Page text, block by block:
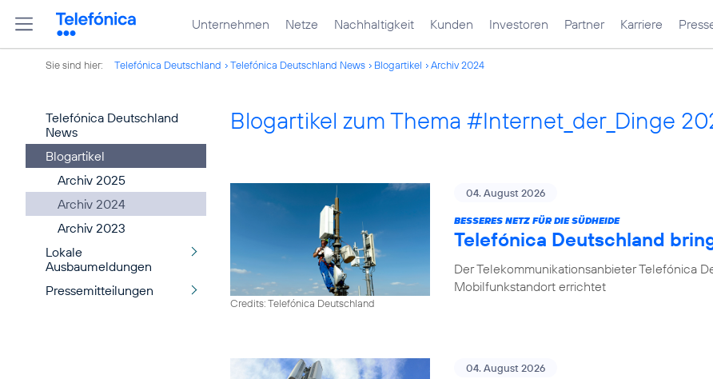
Unternehmen Netze Nachhaltigkeit Kunden Investoren Partner Karriere
Sie sind hier: Telefónica Deutschland Telefónica Deutschland News Blogartikel Archiv 2024
Telefónica Deutschland
News
Blogartikel
Archiv 2025
Archiv 2024
Archiv 2023
Lokale
Ausbaumeldungen
Pressemitteilungen
Blogartikel zum Thema #Internet_der_Dinge
Credits: Telefónica Deutschland
04. August 2026
BESSERES NETZ FÜR DIE SÜDHEIDE
Telefónica Deutschland
Der Telekommunikationsanbieter Telefónica
Mobilfunkstandort errichtet
04. August 2026